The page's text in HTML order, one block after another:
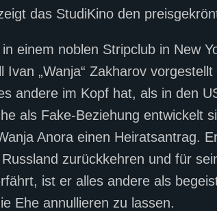
das StudiKino den
einem noblen Stripclub in New
Ivan „Wanja“ Zakharov
andere im Kopf hat, als in den
als Fake-Beziehung entwickelt
Anora einen Heiratsantrag.
zurückkehren und für
ist er alles andere als
Ehe annullieren zu lassen.